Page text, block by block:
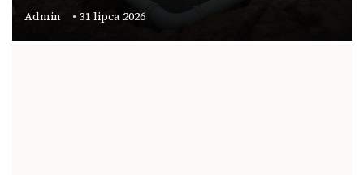
Admin 31 lipca 2026